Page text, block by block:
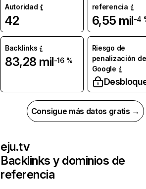
Autoridad
42
referencia
6,55 mil-4
Backlinks
83,28 mil-16 %
Riesgo de
penalización de
Google
Consigue más datos gratis →
eju.tv
Backlinks y dominios de
referencia